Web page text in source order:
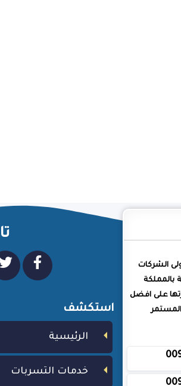
الشركات
بالمملكة
على افضل
استكشف
الرئيسية
خدمات التسربات